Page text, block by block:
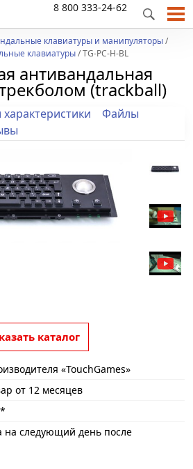
8 800 333-24-62
клавиатуры и манипуляторы/
клавиатуры/ TG-PC-H-BL
антивандальная
(trackball)
Файлы
каталог
«TouchGames»
от 12 месяцев
на следующий день после